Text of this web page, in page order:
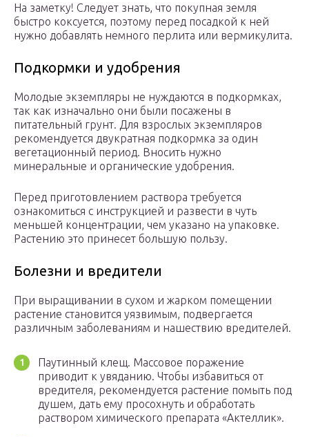
На заметку! Следует знать, что покупная земля
быстро коксуется, поэтому перед посадкой к ней
нужно добавлять немного перлита или вермикулита.
Подкормки и удобрения
Молодые экземпляры не нуждаются в подкормках,
так как изначально они были посажены в
питательный грунт. Для взрослых экземпляров
рекомендуется двукратная подкормка за один
вегетационный период. Вносить нужно
минеральные и органические удобрения.
Перед приготовлением раствора требуется
ознакомиться с инструкцией и развести в чуть
меньшей концентрации, чем указано на упаковке.
Растению это принесет большую пользу.
Болезни и вредители
При выращивании в сухом и жарком помещении
растение становится уязвимым, подвергается
различным заболеваниям и нашествию вредителей.
Паутинный клещ. Массовое поражение
приводит к увяданию. Чтобы избавиться от
вредителя, рекомендуется растение помыть под
душем, дать ему просохнуть и обработать
раствором химического препарата «Актеллик».